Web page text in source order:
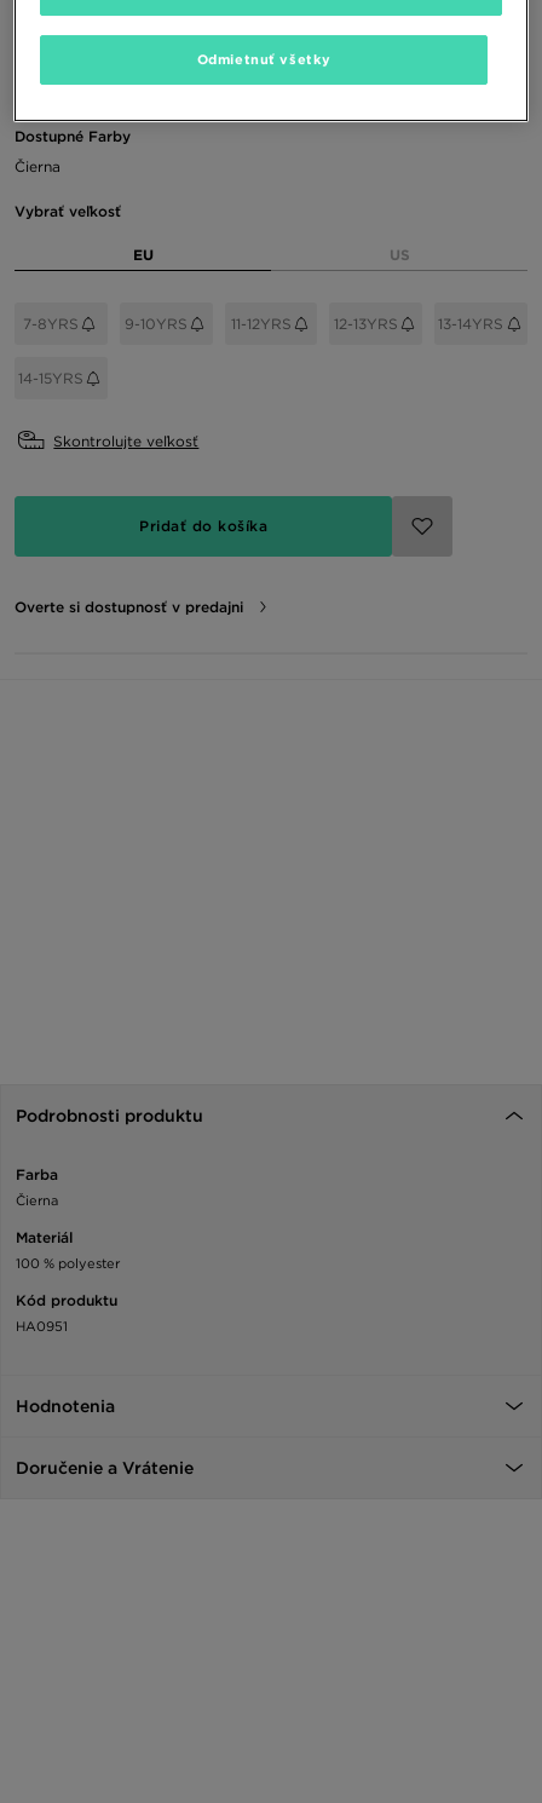
Dostupné Farby
Čierna
Vybrať veľkosť
EU US
7-8YRS 9-10YRS 11-12YRS 12-13YRS 13-14YRS
14-15YRS
Skontrolujte veľkosť
Pridať do košíka
Overte si dostupnosť v predajni
Podrobnosti produktu
Farba
Čierna
Materiál
100 % polyester
Kód produktu
HA0951
Hodnotenia
Doručenie a Vrátenie
Odmietnuť všetky